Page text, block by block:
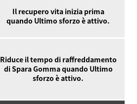
Il recupero vita inizia prima
quando Ultimo sforzo è attivo.
Riduce il tempo di raffreddamento
di Spara Gomma quando Ultimo
sforzo è attivo.